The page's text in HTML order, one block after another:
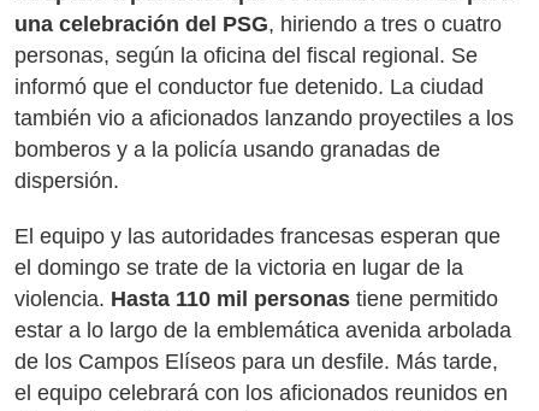
una celebración del PSG, hiriendo a tres o cuatro
personas, según la oficina del fiscal regional. Se
informó que el conductor fue detenido. La ciudad
también vio a aficionados lanzando proyectiles a los
bomberos y a la policía usando granadas de
dispersión.
El equipo y las autoridades francesas esperan que
el domingo se trate de la victoria en lugar de la
violencia. Hasta 110 mil personas tiene permitido
estar a lo largo de la emblemática avenida arbolada
de los Campos Elíseos para un desfile. Más tarde,
el equipo celebrará con los aficionados reunidos en